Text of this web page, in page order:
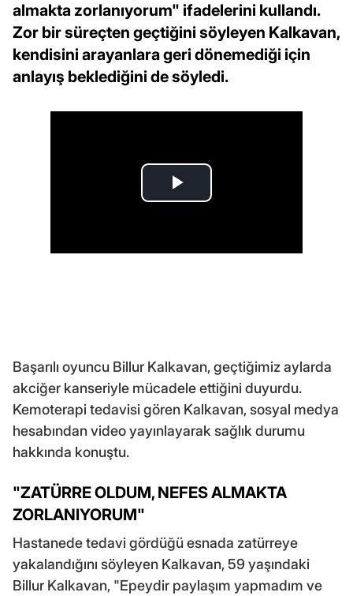
almakta zorlanıyorum" ifadelerini kullandı.
Zor bir süreçten geçtiğini söyleyen Kalkavan,
kendisini arayanlara geri dönemediği için
anlayış beklediğini de söyledi.
Başarılı oyuncu Billur Kalkavan, geçtiğimiz aylarda
akciğer kanseriyle mücadele ettiğini duyurdu.
Kemoterapi tedavisi gören Kalkavan, sosyal medya
hesabından video yayınlayarak sağlık durumu
hakkında konuştu.
"ZATÜRRE OLDUM, NEFES ALMAKTA
ZORLANIYORUM"
Hastanede tedavi gördüğü esnada zatürreye
yakalandığını söyleyen Kalkavan, 59 yaşındaki
Billur Kalkavan, "Epeydir paylaşım yapmadım ve